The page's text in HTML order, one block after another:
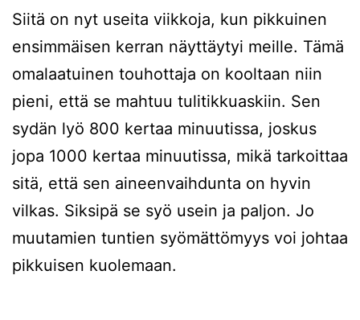
Siitä on nyt useita viikkoja, kun pikkuinen
ensimmäisen kerran näyttäytyi meille. Tämä
omalaatuinen touhottaja on kooltaan niin
pieni, että se mahtuu tulitikkuaskiin. Sen
sydän lyö 800 kertaa minuutissa, joskus
jopa 1000 kertaa minuutissa, mikä tarkoittaa
sitä, että sen aineenvaihdunta on hyvin
vilkas. Siksipä se syö usein ja paljon. Jo
muutamien tuntien syömättömyys voi johtaa
pikkuisen kuolemaan.